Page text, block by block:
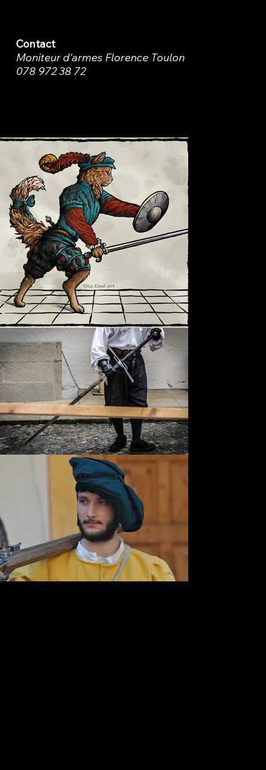
Contact
Moniteur d'armes Florence Toulon
078 972 38 72